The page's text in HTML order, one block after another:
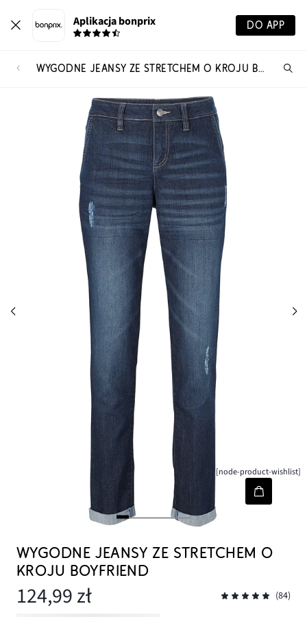
Aplikacja bonprix DO APP
WYGODNE JEANSY ZE STRETCHEM O KROJU BOYFRIEND
[node-product-wishlist]
WYGODNE JEANSY ZE STRETCHEM O
KROJU BOYFRIEND
124,99 zł (84)